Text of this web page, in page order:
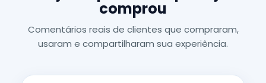
comprou
Comentários reais de clientes que compraram,
usaram e compartilharam sua experiência.